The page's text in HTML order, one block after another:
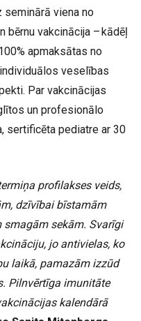
seminārā viena no
bērnu vakcinācija – kādēļ
apmaksātas no
veselības
Par vakcinācijas
un profesionālo
sertificēta pediatre ar 30
profilakses veids,
dzīvībai bīstamām
sekām. Svarīgi
jo antivielas, ko
laikā, pamazām izzūd
Pilnvērtīga imunitāte
kalendārā